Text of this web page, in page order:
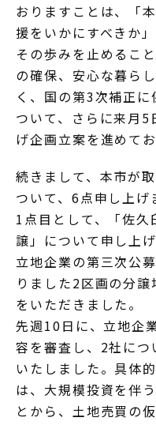
おりますことは、「
援をいかにすべきか
その歩みを止めるこ
の確保、安心な暮ら
く、国の第3次補正
ついて、さらに来月
げ企画立案を進めてお
続きまして、本市が
ついて、6点申し上げ
1点目として、「佐
譲」について申し上げ
立地企業の第三次公
りました2区画の分
をいただきました。
先週10日に、立地企
容を審査し、2社に
いたしました。具体
は、大規模投資を伴
とから、土地売買の